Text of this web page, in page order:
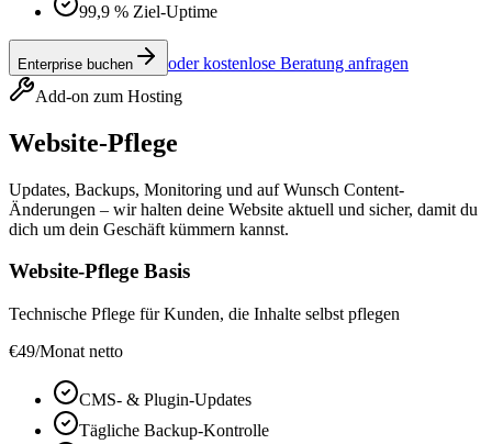
99,9 % Ziel-Uptime
Enterprise buchen
oder kostenlose Beratung anfragen
Add-on zum Hosting
Website-Pflege
Updates, Backups, Monitoring und auf Wunsch Content-
Änderungen – wir halten deine Website aktuell und sicher, damit du
dich um dein Geschäft kümmern kannst.
Website-Pflege Basis
Technische Pflege für Kunden, die Inhalte selbst pflegen
€49/Monat netto
CMS- & Plugin-Updates
Tägliche Backup-Kontrolle